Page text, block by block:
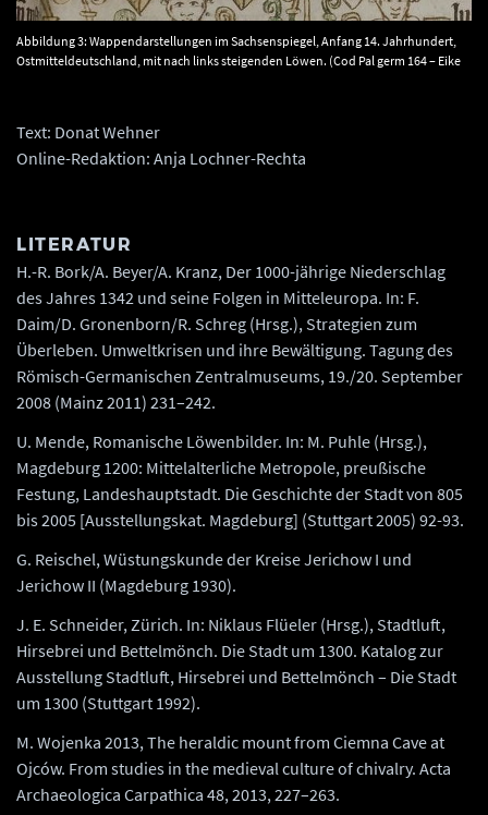
Abbildung 3: Wappendarstellungen im Sachsenspiegel, Anfang 14. Jahrhundert,
Ostmitteldeutschland, mit nach links steigenden Löwen. (Cod Pal germ 164 – Eike
Text: Donat Wehner
Online-Redaktion: Anja Lochner-Rechta
LITERATUR
H.-R. Bork/A. Beyer/A. Kranz, Der 1000-jährige Niederschlag
des Jahres 1342 und seine Folgen in Mitteleuropa. In: F.
Daim/D. Gronenborn/R. Schreg (Hrsg.), Strategien zum
Überleben. Umweltkrisen und ihre Bewältigung. Tagung des
Römisch-Germanischen Zentralmuseums, 19./20. September
2008 (Mainz 2011) 231–242.
U. Mende, Romanische Löwenbilder. In: M. Puhle (Hrsg.),
Magdeburg 1200: Mittelalterliche Metropole, preußische
Festung, Landeshauptstadt. Die Geschichte der Stadt von 805
bis 2005 [Ausstellungskat. Magdeburg] (Stuttgart 2005) 92-93.
G. Reischel, Wüstungskunde der Kreise Jerichow I und
Jerichow II (Magdeburg 1930).
J. E. Schneider, Zürich. In: Niklaus Flüeler (Hrsg.), Stadtluft,
Hirsebrei und Bettelmönch. Die Stadt um 1300. Katalog zur
Ausstellung Stadtluft, Hirsebrei und Bettelmönch – Die Stadt
um 1300 (Stuttgart 1992).
M. Wojenka 2013, The heraldic mount from Ciemna Cave at
Ojców. From studies in the medieval culture of chivalry. Acta
Archaeologica Carpathica 48, 2013, 227–263.